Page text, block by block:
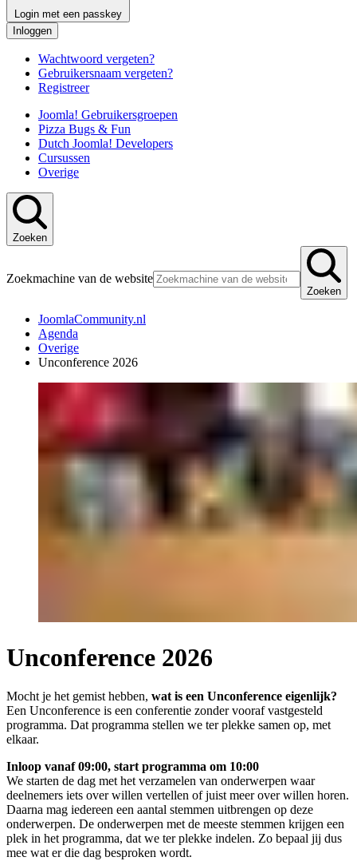
Login met een passkey
Inloggen
Wachtwoord vergeten?
Gebruikersnaam vergeten?
Registreer
Joomla! Gebruikersgroepen
Pizza Bugs & Fun
Dutch Joomla! Developers
Cursussen
Overige
Zoeken
Zoekmachine van de website
Zoeken
JoomlaCommunity.nl
Agenda
Overige
Unconference 2026
Unconference 2026
Mocht je het gemist hebben, wat is een Unconference eigenlijk?
Een Unconference is een conferentie zonder vooraf vastgesteld
programma. Dat programma stellen we ter plekke samen op, met
elkaar.
Inloop vanaf 09:00, start programma om 10:00
We starten de dag met het verzamelen van onderwerpen waar
deelnemers iets over willen vertellen of juist meer over willen horen.
Daarna mag iedereen een aantal stemmen uitbrengen op deze
onderwerpen. De onderwerpen met de meeste stemmen krijgen een
plek in het programma, dat we ter plekke indelen. Zo bepaal jij dus
mee wat er die dag besproken wordt.